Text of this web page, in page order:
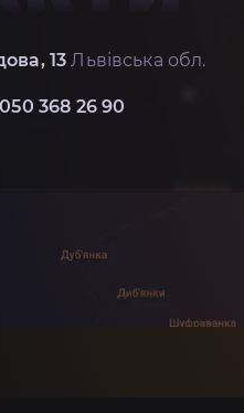
13 Львівська обл.
050 368 26 90